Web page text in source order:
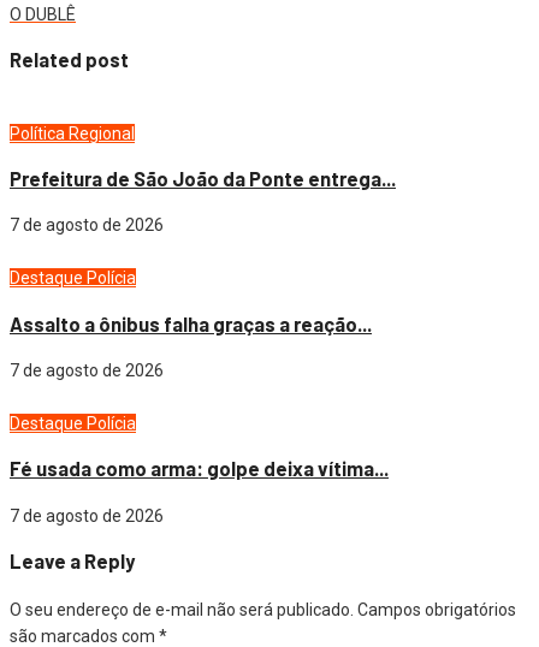
O DUBLÊ
Related post
Política Regional
Prefeitura de São João da Ponte entrega...
7 de agosto de 2026
Destaque Polícia
Assalto a ônibus falha graças a reação...
7 de agosto de 2026
Destaque Polícia
Fé usada como arma: golpe deixa vítima...
7 de agosto de 2026
Leave a Reply
O seu endereço de e-mail não será publicado. Campos obrigatórios
são marcados com *